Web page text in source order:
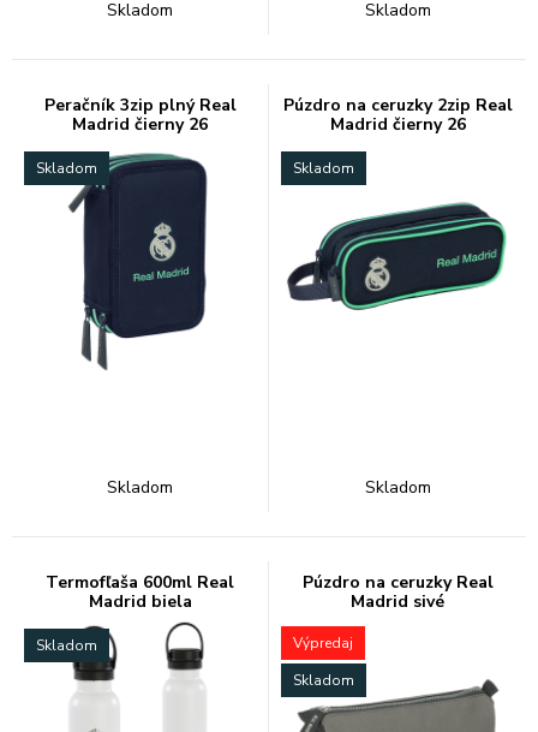
Skladom Skladom
Peračník 3zip plný Real
Madrid čierny 26
Skladom
Skladom
Púzdro na ceruzky 2zip Real
Madrid čierny 26
Skladom
Skladom
Termofľaša 600ml Real
Madrid biela
Skladom
Púzdro na ceruzky Real
Madrid sivé
Výpredaj
Skladom